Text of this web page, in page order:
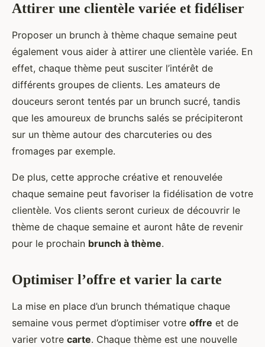
Attirer une clientèle variée et fidéliser
Proposer un brunch à thème chaque semaine peut
également vous aider à attirer une clientèle variée. En
effet, chaque thème peut susciter l’intérêt de
différents groupes de clients. Les amateurs de
douceurs seront tentés par un brunch sucré, tandis
que les amoureux de brunchs salés se précipiteront
sur un thème autour des charcuteries ou des
fromages par exemple.
De plus, cette approche créative et renouvelée
chaque semaine peut favoriser la fidélisation de votre
clientèle. Vos clients seront curieux de découvrir le
thème de chaque semaine et auront hâte de revenir
pour le prochain brunch à thème.
Optimiser l’offre et varier la carte
La mise en place d’un brunch thématique chaque
semaine vous permet d’optimiser votre offre et de
varier votre carte. Chaque thème est une nouvelle